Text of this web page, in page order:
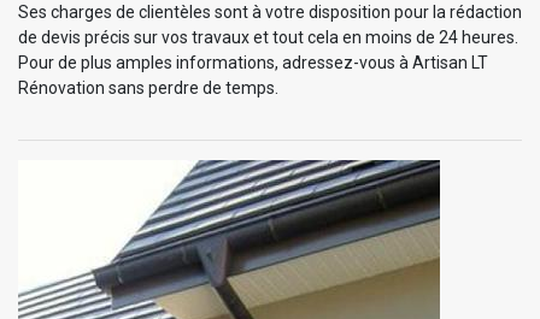
Ses charges de clientèles sont à votre disposition pour la rédaction
de devis précis sur vos travaux et tout cela en moins de 24 heures.
Pour de plus amples informations, adressez-vous à Artisan LT
Rénovation sans perdre de temps.